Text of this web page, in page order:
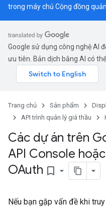
trong máy chủ Cộng đồng
Google sử dụng công nghệ AI
ưu tiên. Bản dịch bằng AI có thể
Trang chủ Sản phẩm
API trình quản lý giá thầu
Các dự án trên
API Console
OAuth bookmark_border
Nếu bạn gặp vấn đề khi